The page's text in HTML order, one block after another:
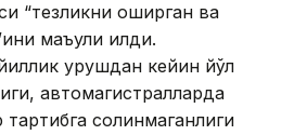
“тезликни оширган ва
маъули қилди.
урушдан кейин йўл
автомагистралларда
солинмаганлиги